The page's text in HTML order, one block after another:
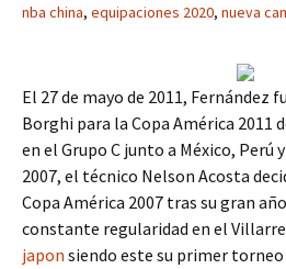
nba china, equipaciones 2020, nueva
El 27 de mayo de 2011, Fernández
Borghi para la Copa América 2011
en el Grupo C junto a México, Perú
2007, el técnico Nelson Acosta
Copa América 2007 tras su gran
constante regularidad en el
japon siendo este su primer